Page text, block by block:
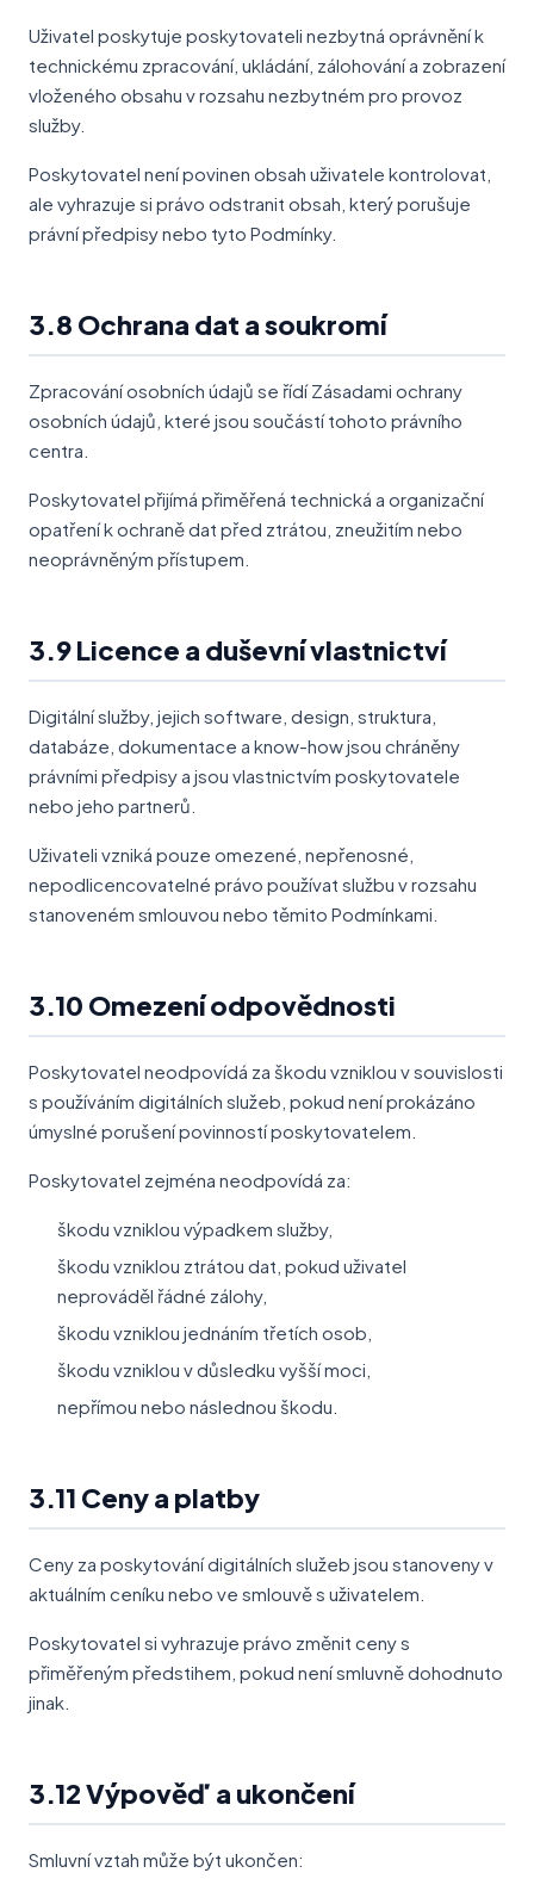
Uživatel poskytuje poskytovateli nezbytná oprávnění k
technickému zpracování, ukládání, zálohování a zobrazení
vloženého obsahu v rozsahu nezbytném pro provoz
služby.
Poskytovatel není povinen obsah uživatele kontrolovat,
ale vyhrazuje si právo odstranit obsah, který porušuje
právní předpisy nebo tyto Podmínky.
3.8 Ochrana dat a soukromí
Zpracování osobních údajů se řídí Zásadami ochrany
osobních údajů, které jsou součástí tohoto právního
centra.
Poskytovatel přijímá přiměřená technická a organizační
opatření k ochraně dat před ztrátou, zneužitím nebo
neoprávněným přístupem.
3.9 Licence a duševní vlastnictví
Digitální služby, jejich software, design, struktura,
databáze, dokumentace a know-how jsou chráněny
právními předpisy a jsou vlastnictvím poskytovatele
nebo jeho partnerů.
Uživateli vzniká pouze omezené, nepřenosné,
nepodlicencovatelné právo používat službu v rozsahu
stanoveném smlouvou nebo těmito Podmínkami.
3.10 Omezení odpovědnosti
Poskytovatel neodpovídá za škodu vzniklou v souvislosti
s používáním digitálních služeb, pokud není prokázáno
úmyslné porušení povinností poskytovatelem.
Poskytovatel zejména neodpovídá za:
škodu vzniklou výpadkem služby,
škodu vzniklou ztrátou dat, pokud uživatel
neprováděl řádné zálohy,
škodu vzniklou jednáním třetích osob,
škodu vzniklou v důsledku vyšší moci,
nepřímou nebo následnou škodu.
3.11 Ceny a platby
Ceny za poskytování digitálních služeb jsou stanoveny v
aktuálním ceníku nebo ve smlouvě s uživatelem.
Poskytovatel si vyhrazuje právo změnit ceny s
přiměřeným předstihem, pokud není smluvně dohodnuto
jinak.
3.12 Výpověď a ukončení
Smluvní vztah může být ukončen: